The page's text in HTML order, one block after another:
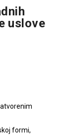
uslove
formi,